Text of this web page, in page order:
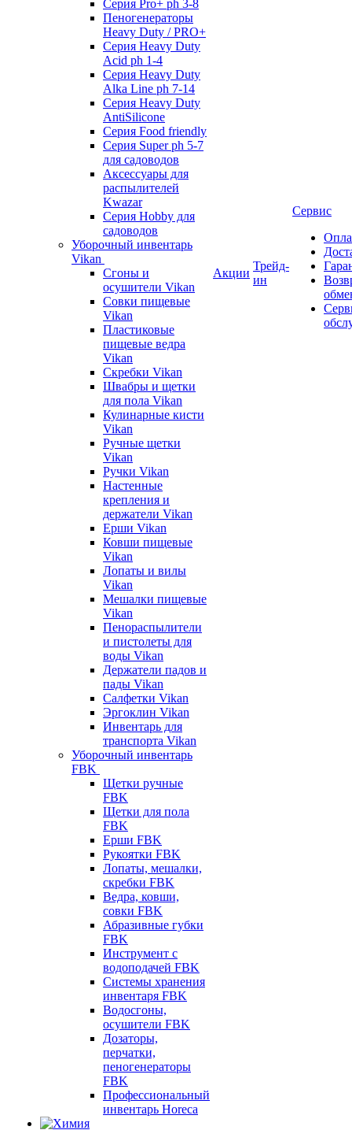
Серия Pro+ ph 3-8
Пеногенераторы
Heavy Duty / PRO+
Серия Heavy Duty
Acid ph 1-4
Серия Heavy Duty
Alka Line ph 7-14
Серия Heavy Duty
AntiSilicone
Серия Food friendly
Серия Super ph 5-7
для садоводов
Аксессуары для
распылителей
Kwazar
Серия Hobby для
садоводов
Уборочный инвентарь
Vikan
Сгоны и
осушители Vikan
Совки пищевые
Vikan
Пластиковые
пищевые ведра
Vikan
Скребки Vikan
Швабры и щетки
для пола Vikan
Кулинарные кисти
Vikan
Ручные щетки
Vikan
Ручки Vikan
Настенные
крепления и
держатели Vikan
Ерши Vikan
Ковши пищевые
Vikan
Лопаты и вилы
Vikan
Мешалки пищевые
Vikan
Пенораспылители
и пистолеты для
воды Vikan
Держатели падов и
пады Vikan
Салфетки Vikan
Эргоклин Vikan
Инвентарь для
транспорта Vikan
Уборочный инвентарь
FBK
Щетки ручные
FBK
Щетки для пола
FBK
Ерши FBK
Рукоятки FBK
Лопаты, мешалки,
скребки FBK
Ведра, ковши,
совки FBK
Абразивные губки
FBK
Инструмент с
водоподачей FBK
Системы хранения
инвентаря FBK
Водосгоны,
осушители FBK
Дозаторы,
перчатки,
пеногенераторы
FBK
Профессиональный
инвентарь Horeca
Акции
Трейд-
ин
Сервис